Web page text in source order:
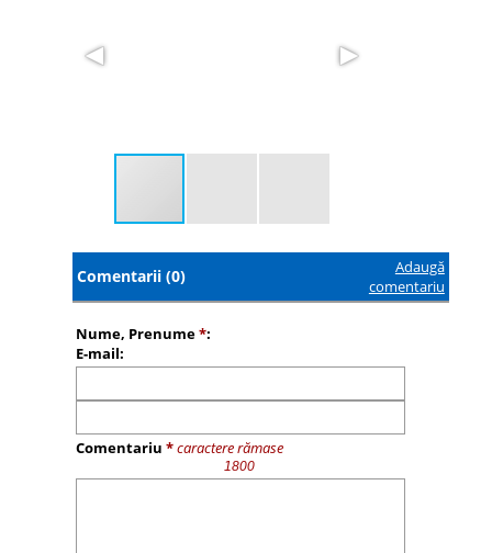
Comentarii (0)
Adaugă
comentariu
Nume, Prenume*:
E-mail:
Comentariu *caractere rămase